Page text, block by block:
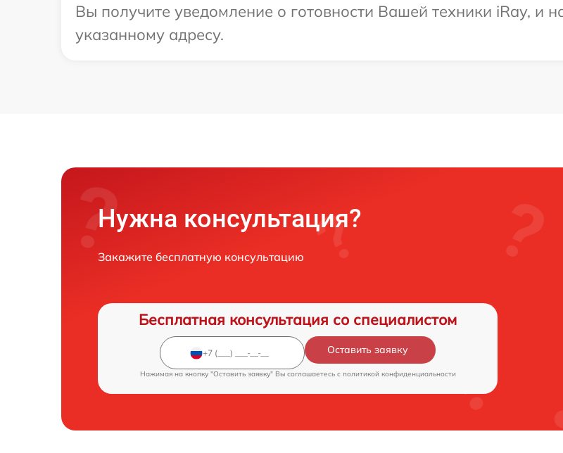
Вы получите уведомление о готовности Вашей техники iRay, и
указанному адресу.
Нужна консультация?
Закажите бесплатную консультацию
Бесплатная консультация со специалистом
Оставить заявку
Нажимая на кнопку "Оставить заявку" Вы соглашаетесь c политикой конфиденциальности